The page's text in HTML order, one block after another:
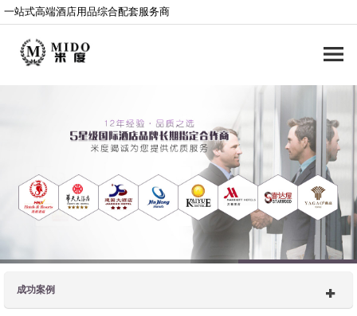
一站式高端酒店用品综合配套服务商
成功案例